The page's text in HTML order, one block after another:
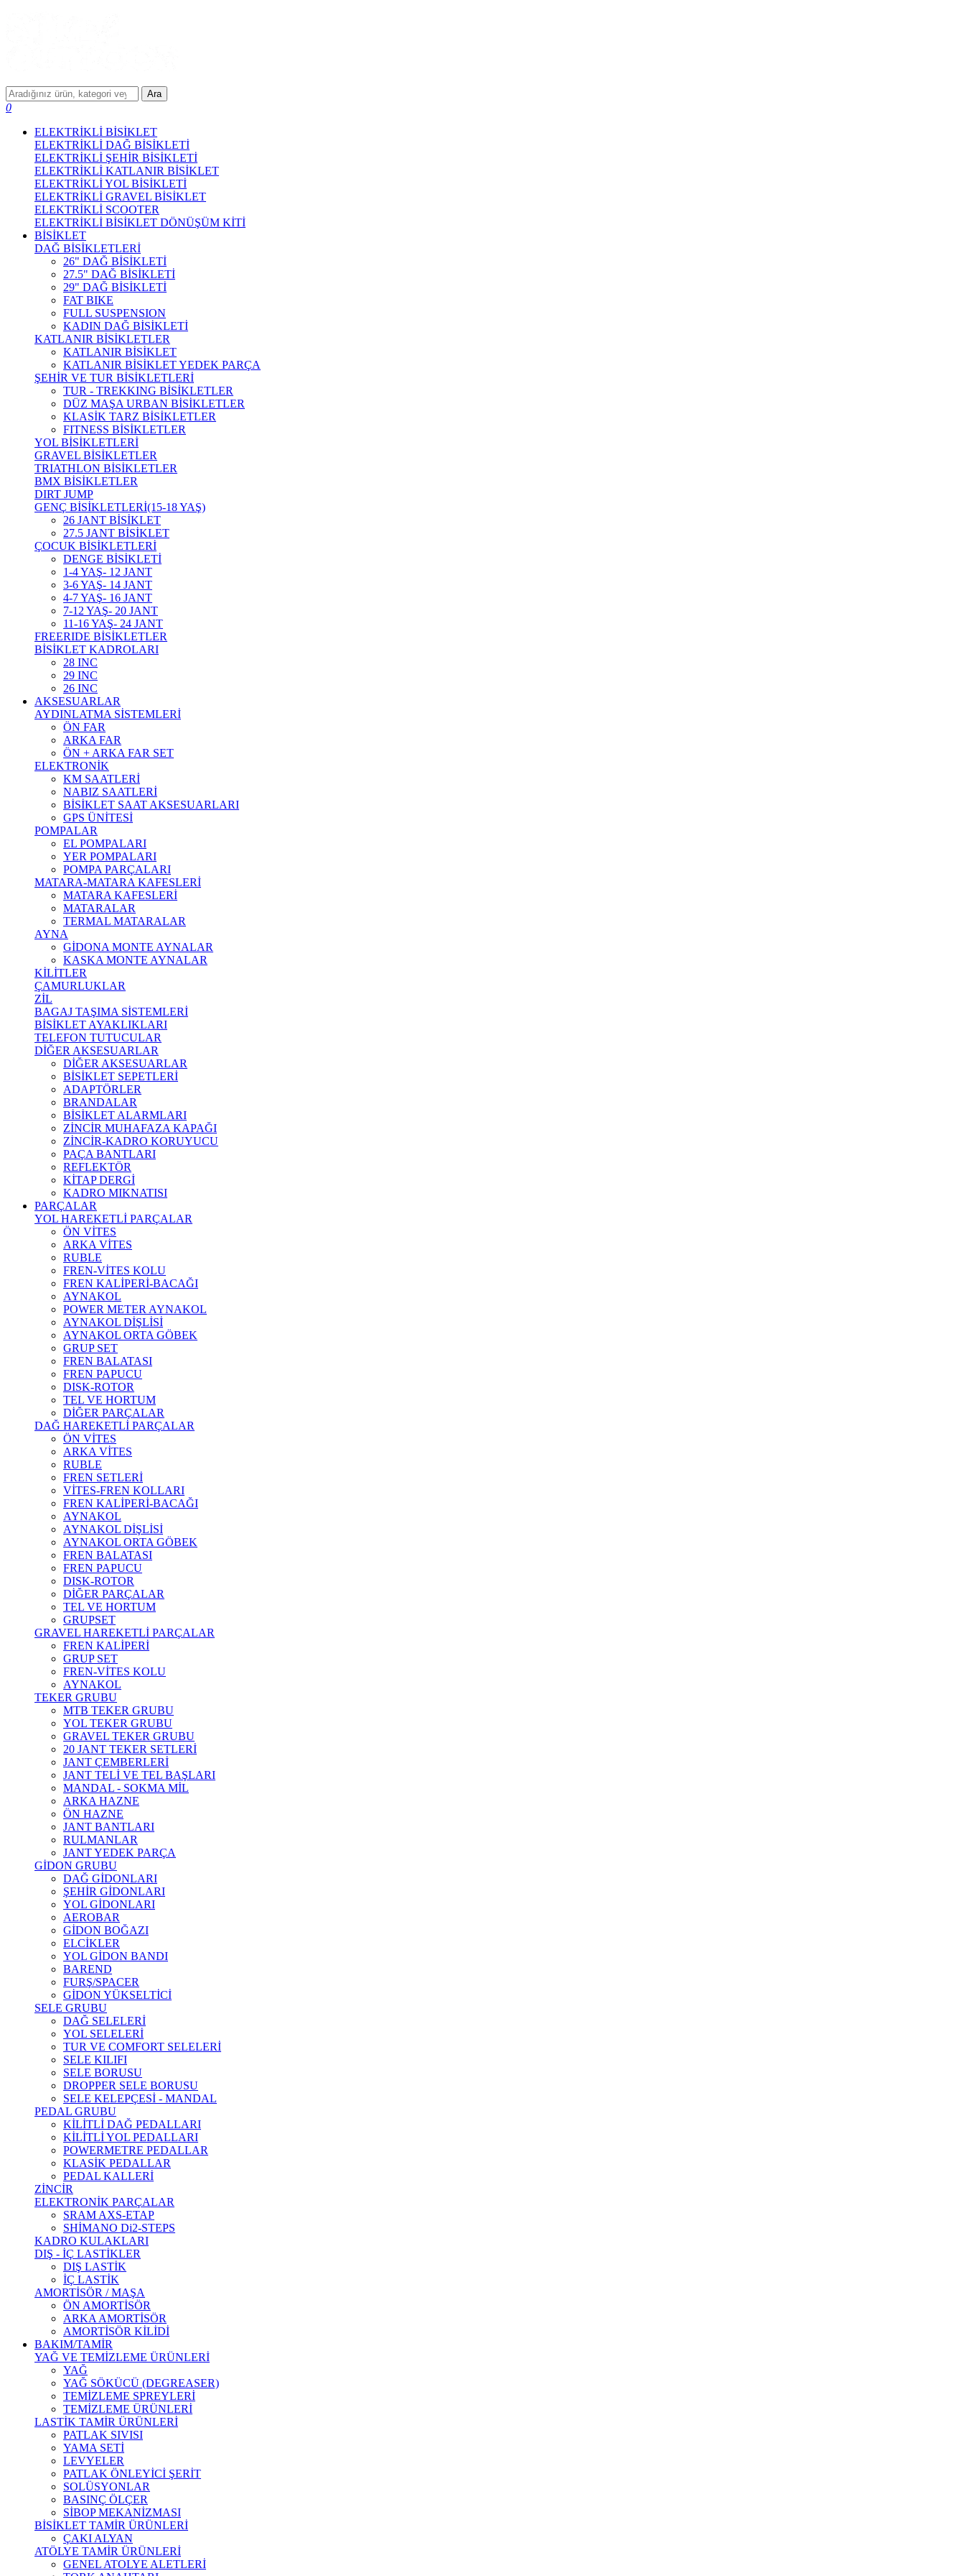
Ara
0
ELEKTRİKLİ BİSİKLET
ELEKTRİKLİ DAĞ BİSİKLETİ
ELEKTRİKLİ ŞEHİR BİSİKLETİ
ELEKTRİKLİ KATLANIR BİSİKLET
ELEKTRİKLİ YOL BİSİKLETİ
ELEKTRİKLİ GRAVEL BİSİKLET
ELEKTRİKLİ SCOOTER
ELEKTRİKLİ BİSİKLET DÖNÜŞÜM KİTİ
BİSİKLET
DAĞ BİSİKLETLERİ
26" DAĞ BİSİKLETİ
27.5" DAĞ BİSİKLETİ
29" DAĞ BİSİKLETİ
FAT BIKE
FULL SUSPENSION
KADIN DAĞ BİSİKLETİ
KATLANIR BİSİKLETLER
KATLANIR BİSİKLET
KATLANIR BİSİKLET YEDEK PARÇA
ŞEHİR VE TUR BİSİKLETLERİ
TUR - TREKKING BİSİKLETLER
DÜZ MAŞA URBAN BİSİKLETLER
KLASİK TARZ BİSİKLETLER
FITNESS BİSİKLETLER
YOL BİSİKLETLERİ
GRAVEL BİSİKLETLER
TRIATHLON BİSİKLETLER
BMX BİSİKLETLER
DIRT JUMP
GENÇ BİSİKLETLERİ(15-18 YAŞ)
26 JANT BİSİKLET
27.5 JANT BİSİKLET
ÇOCUK BİSİKLETLERİ
DENGE BİSİKLETİ
1-4 YAŞ- 12 JANT
3-6 YAŞ- 14 JANT
4-7 YAŞ- 16 JANT
7-12 YAŞ- 20 JANT
11-16 YAŞ- 24 JANT
FREERIDE BİSİKLETLER
BİSİKLET KADROLARI
28 INC
29 INC
26 INC
AKSESUARLAR
AYDINLATMA SİSTEMLERİ
ÖN FAR
ARKA FAR
ÖN + ARKA FAR SET
ELEKTRONİK
KM SAATLERİ
NABIZ SAATLERİ
BİSİKLET SAAT AKSESUARLARI
GPS ÜNİTESİ
POMPALAR
EL POMPALARI
YER POMPALARI
POMPA PARÇALARI
MATARA-MATARA KAFESLERİ
MATARA KAFESLERİ
MATARALAR
TERMAL MATARALAR
AYNA
GİDONA MONTE AYNALAR
KASKA MONTE AYNALAR
KİLİTLER
ÇAMURLUKLAR
ZİL
BAGAJ TAŞIMA SİSTEMLERİ
BİSİKLET AYAKLIKLARI
TELEFON TUTUCULAR
DİĞER AKSESUARLAR
DİĞER AKSESUARLAR
BİSİKLET SEPETLERİ
ADAPTÖRLER
BRANDALAR
BİSİKLET ALARMLARI
ZİNCİR MUHAFAZA KAPAĞI
ZİNCİR-KADRO KORUYUCU
PAÇA BANTLARI
REFLEKTÖR
KİTAP DERGİ
KADRO MIKNATISI
PARÇALAR
YOL HAREKETLİ PARÇALAR
ÖN VİTES
ARKA VİTES
RUBLE
FREN-VİTES KOLU
FREN KALİPERİ-BACAĞI
AYNAKOL
POWER METER AYNAKOL
AYNAKOL DİŞLİSİ
AYNAKOL ORTA GÖBEK
GRUP SET
FREN BALATASI
FREN PAPUCU
DISK-ROTOR
TEL VE HORTUM
DİĞER PARÇALAR
DAĞ HAREKETLİ PARÇALAR
ÖN VİTES
ARKA VİTES
RUBLE
FREN SETLERİ
VİTES-FREN KOLLARI
FREN KALİPERİ-BACAĞI
AYNAKOL
AYNAKOL DİŞLİSİ
AYNAKOL ORTA GÖBEK
FREN BALATASI
FREN PAPUCU
DISK-ROTOR
DİĞER PARÇALAR
TEL VE HORTUM
GRUPSET
GRAVEL HAREKETLİ PARÇALAR
FREN KALİPERİ
GRUP SET
FREN-VİTES KOLU
AYNAKOL
TEKER GRUBU
MTB TEKER GRUBU
YOL TEKER GRUBU
GRAVEL TEKER GRUBU
20 JANT TEKER SETLERİ
JANT ÇEMBERLERİ
JANT TELİ VE TEL BAŞLARI
MANDAL - SOKMA MİL
ARKA HAZNE
ÖN HAZNE
JANT BANTLARI
RULMANLAR
JANT YEDEK PARÇA
GİDON GRUBU
DAĞ GİDONLARI
ŞEHİR GİDONLARI
YOL GİDONLARI
AEROBAR
GİDON BOĞAZI
ELCİKLER
YOL GİDON BANDI
BAREND
FURŞ/SPACER
GİDON YÜKSELTİCİ
SELE GRUBU
DAĞ SELELERİ
YOL SELELERİ
TUR VE COMFORT SELELERİ
SELE KILIFI
SELE BORUSU
DROPPER SELE BORUSU
SELE KELEPÇESİ - MANDAL
PEDAL GRUBU
KİLİTLİ DAĞ PEDALLARI
KİLİTLİ YOL PEDALLARI
POWERMETRE PEDALLAR
KLASİK PEDALLAR
PEDAL KALLERİ
ZİNCİR
ELEKTRONİK PARÇALAR
SRAM AXS-ETAP
SHİMANO Di2-STEPS
KADRO KULAKLARI
DIŞ - İÇ LASTİKLER
DIŞ LASTİK
İÇ LASTİK
AMORTİSÖR / MAŞA
ÖN AMORTİSÖR
ARKA AMORTİSÖR
AMORTİSÖR KİLİDİ
BAKIM/TAMİR
YAĞ VE TEMİZLEME ÜRÜNLERİ
YAĞ
YAĞ SÖKÜCÜ (DEGREASER)
TEMİZLEME SPREYLERİ
TEMİZLEME ÜRÜNLERİ
LASTİK TAMİR ÜRÜNLERİ
PATLAK SIVISI
YAMA SETİ
LEVYELER
PATLAK ÖNLEYİCİ ŞERİT
SOLÜSYONLAR
BASINÇ ÖLÇER
SİBOP MEKANİZMASI
BİSİKLET TAMİR ÜRÜNLERİ
ÇAKI ALYAN
ATÖLYE TAMİR ÜRÜNLERİ
GENEL ATOLYE ALETLERİ